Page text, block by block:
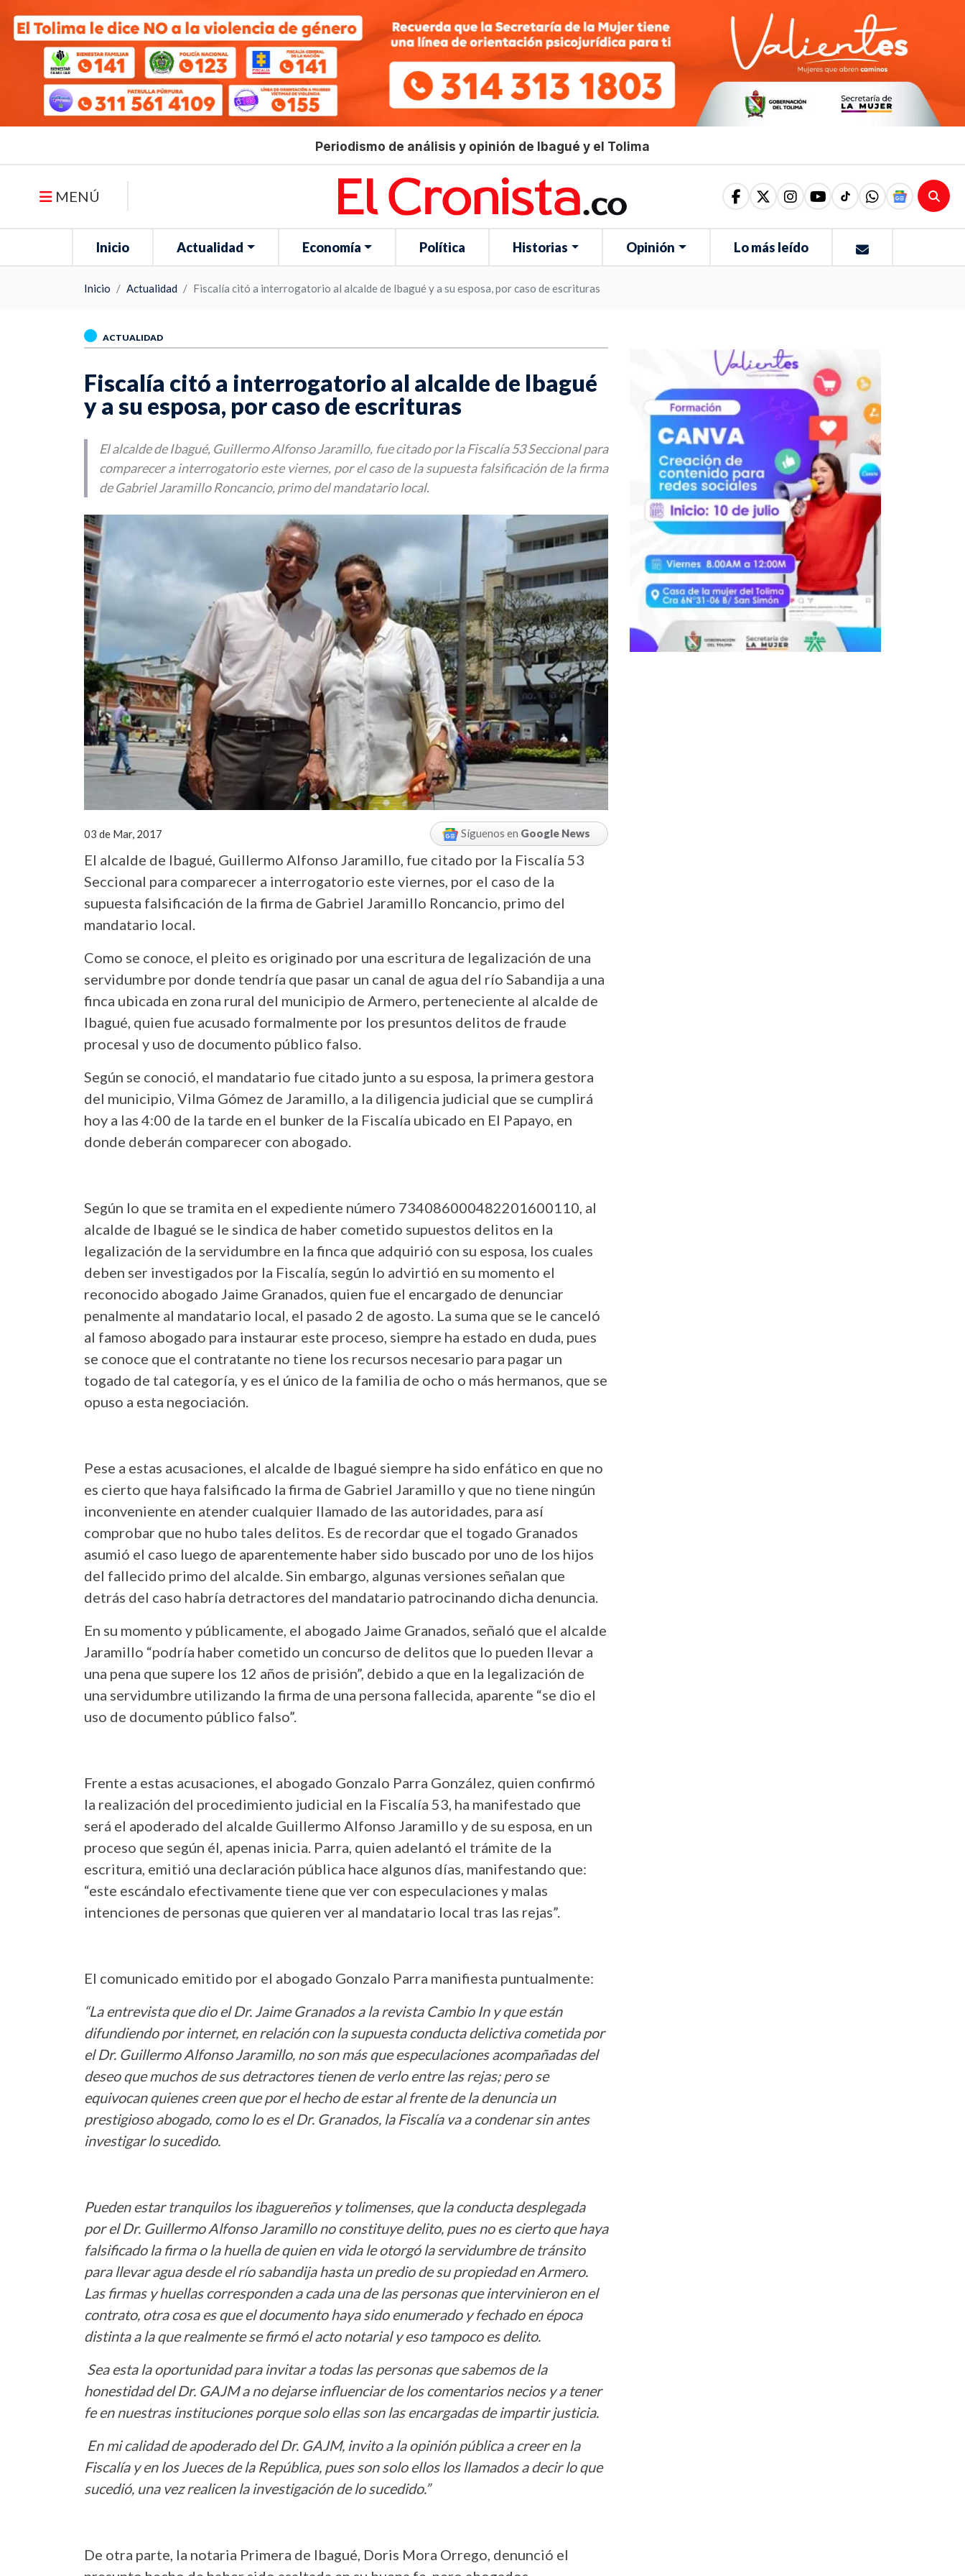
Periodismo de análisis y opinión de Ibagué y el Tolima
MENÚ
Inicio Actualidad Economía Política Historias Opinión Lo más leído
Inicio Actualidad Fiscalía citó a interrogatorio al alcalde de Ibagué y a su esposa, por caso de escrituras
ACTUALIDAD
Fiscalía citó a interrogatorio al alcalde de Ibagué
y a su esposa, por caso de escrituras
El alcalde de Ibagué, Guillermo Alfonso Jaramillo, fue citado por la Fiscalía 53 Seccional para
comparecer a interrogatorio este viernes, por el caso de la supuesta falsificación de la firma
de Gabriel Jaramillo Roncancio, primo del mandatario local.
03 de Mar, 2017 Síguenos en Google News
El alcalde de Ibagué, Guillermo Alfonso Jaramillo, fue citado por la Fiscalía 53
Seccional para comparecer a interrogatorio este viernes, por el caso de la
supuesta falsificación de la firma de Gabriel Jaramillo Roncancio, primo del
mandatario local.
Como se conoce, el pleito es originado por una escritura de legalización de una
servidumbre por donde tendría que pasar un canal de agua del río Sabandija a una
finca ubicada en zona rural del municipio de Armero, perteneciente al alcalde de
Ibagué, quien fue acusado formalmente por los presuntos delitos de fraude
procesal y uso de documento público falso.
Según se conoció, el mandatario fue citado junto a su esposa, la primera gestora
del municipio, Vilma Gómez de Jaramillo, a la diligencia judicial que se cumplirá
hoy a las 4:00 de la tarde en el bunker de la Fiscalía ubicado en El Papayo, en
donde deberán comparecer con abogado.
Según lo que se tramita en el expediente número 734086000482201600110, al
alcalde de Ibagué se le sindica de haber cometido supuestos delitos en la
legalización de la servidumbre en la finca que adquirió con su esposa, los cuales
deben ser investigados por la Fiscalía, según lo advirtió en su momento el
reconocido abogado Jaime Granados, quien fue el encargado de denunciar
penalmente al mandatario local, el pasado 2 de agosto. La suma que se le canceló
al famoso abogado para instaurar este proceso, siempre ha estado en duda, pues
se conoce que el contratante no tiene los recursos necesario para pagar un
togado de tal categoría, y es el único de la familia de ocho o más hermanos, que se
opuso a esta negociación.
Pese a estas acusaciones, el alcalde de Ibagué siempre ha sido enfático en que no
es cierto que haya falsificado la firma de Gabriel Jaramillo y que no tiene ningún
inconveniente en atender cualquier llamado de las autoridades, para así
comprobar que no hubo tales delitos. Es de recordar que el togado Granados
asumió el caso luego de aparentemente haber sido buscado por uno de los hijos
del fallecido primo del alcalde. Sin embargo, algunas versiones señalan que
detrás del caso habría detractores del mandatario patrocinando dicha denuncia.
En su momento y públicamente, el abogado Jaime Granados, señaló que el alcalde
Jaramillo “podría haber cometido un concurso de delitos que lo pueden llevar a
una pena que supere los 12 años de prisión”, debido a que en la legalización de
una servidumbre utilizando la firma de una persona fallecida, aparente “se dio el
uso de documento público falso”.
Frente a estas acusaciones, el abogado Gonzalo Parra González, quien confirmó
la realización del procedimiento judicial en la Fiscalía 53, ha manifestado que
será el apoderado del alcalde Guillermo Alfonso Jaramillo y de su esposa, en un
proceso que según él, apenas inicia. Parra, quien adelantó el trámite de la
escritura, emitió una declaración pública hace algunos días, manifestando que:
“este escándalo efectivamente tiene que ver con especulaciones y malas
intenciones de personas que quieren ver al mandatario local tras las rejas”.
El comunicado emitido por el abogado Gonzalo Parra manifiesta puntualmente:
“La entrevista que dio el Dr. Jaime Granados a la revista Cambio In y que están
difundiendo por internet, en relación con la supuesta conducta delictiva cometida por
el Dr. Guillermo Alfonso Jaramillo, no son más que especulaciones acompañadas del
deseo que muchos de sus detractores tienen de verlo entre las rejas; pero se
equivocan quienes creen que por el hecho de estar al frente de la denuncia un
prestigioso abogado, como lo es el Dr. Granados, la Fiscalía va a condenar sin antes
investigar lo sucedido.
Pueden estar tranquilos los ibaguereños y tolimenses, que la conducta desplegada
por el Dr. Guillermo Alfonso Jaramillo no constituye delito, pues no es cierto que haya
falsificado la firma o la huella de quien en vida le otorgó la servidumbre de tránsito
para llevar agua desde el río sabandija hasta un predio de su propiedad en Armero.
Las firmas y huellas corresponden a cada una de las personas que intervinieron en el
contrato, otra cosa es que el documento haya sido enumerado y fechado en época
distinta a la que realmente se firmó el acto notarial y eso tampoco es delito.
Sea esta la oportunidad para invitar a todas las personas que sabemos de la
honestidad del Dr. GAJM a no dejarse influenciar de los comentarios necios y a tener
fe en nuestras instituciones porque solo ellas son las encargadas de impartir justicia.
En mi calidad de apoderado del Dr. GAJM, invito a la opinión pública a creer en la
Fiscalía y en los Jueces de la República, pues son solo ellos los llamados a decir lo que
sucedió, una vez realicen la investigación de lo sucedido.”
De otra parte, la notaria Primera de Ibagué, Doris Mora Orrego, denunció el